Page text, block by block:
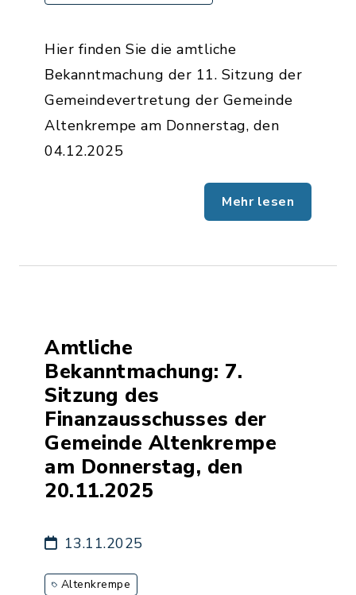
Hier finden Sie die amtliche
Bekanntmachung der 11. Sitzung der
Gemeindevertretung der Gemeinde
Altenkrempe am Donnerstag, den
04.12.2025​​​​​​​
Mehr lesen
Amtliche
Bekanntmachung: 7.
Sitzung des
Finanzausschusses der
Gemeinde Altenkrempe
am Donnerstag, den
20.11.2025
13.11.2025
Altenkrempe